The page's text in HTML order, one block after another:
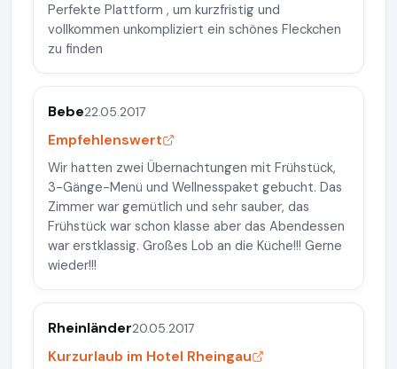
Perfekte Plattform , um kurzfristig und
vollkommen unkompliziert ein schönes Fleckchen
zu finden
Bebe22.05.2017
Empfehlenswert
Wir hatten zwei Übernachtungen mit Frühstück,
3-Gänge-Menü und Wellnesspaket gebucht. Das
Zimmer war gemütlich und sehr sauber, das
Frühstück war schon klasse aber das Abendessen
war erstklassig. Großes Lob an die Küche!!! Gerne
wieder!!!
Rheinländer20.05.2017
Kurzurlaub im Hotel Rheingau